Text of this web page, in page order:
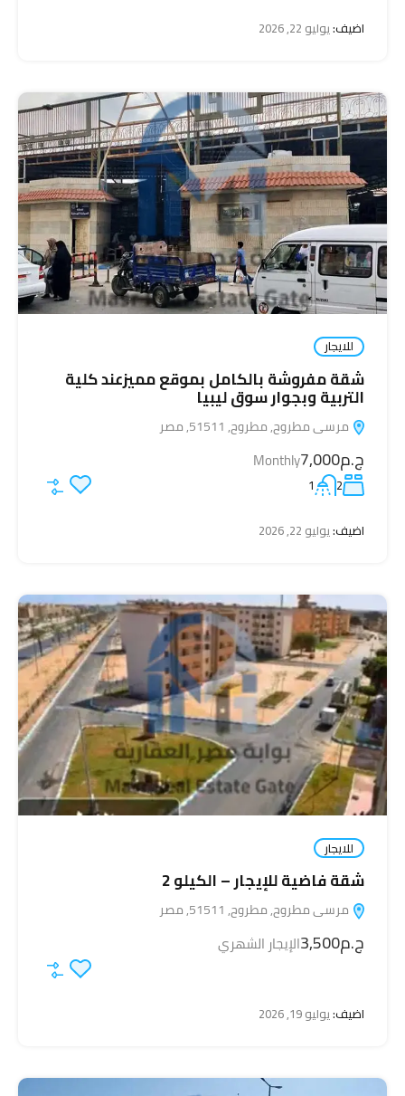
اضيف:يوليو 22, 2026
للايجار
شقة مفروشة بالكامل بموقع مميزعند كلية
التربية وبجوار سوق ليبيا
مرسى مطروح, مطروح, 51511, مصر
ج.م7,000 Monthly
2
1
اضيف:يوليو 22, 2026
للايجار
شقة فاضية للإيجار – الكيلو 2
مرسى مطروح, مطروح, 51511, مصر
ج.م3,500 الإيجار الشهري
اضيف:يوليو 19, 2026